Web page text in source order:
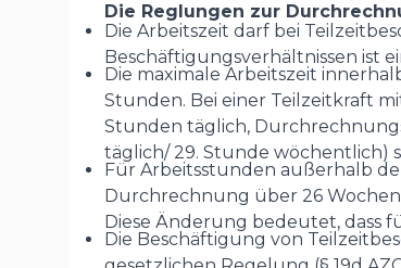
Die Reglungen zur
Die Arbeitszeit darf bei
Beschäftigungsverhältnissen ist
Die maximale Arbeitszeit
Stunden. Bei einer Teilzeitkraft
Stunden täglich,
täglich/ 29. Stunde wöchentlich)
Für Arbeitsstunden außerhalb
Durchrechnung über 26
Diese Änderung bedeutet, dass
Die Beschäftigung von